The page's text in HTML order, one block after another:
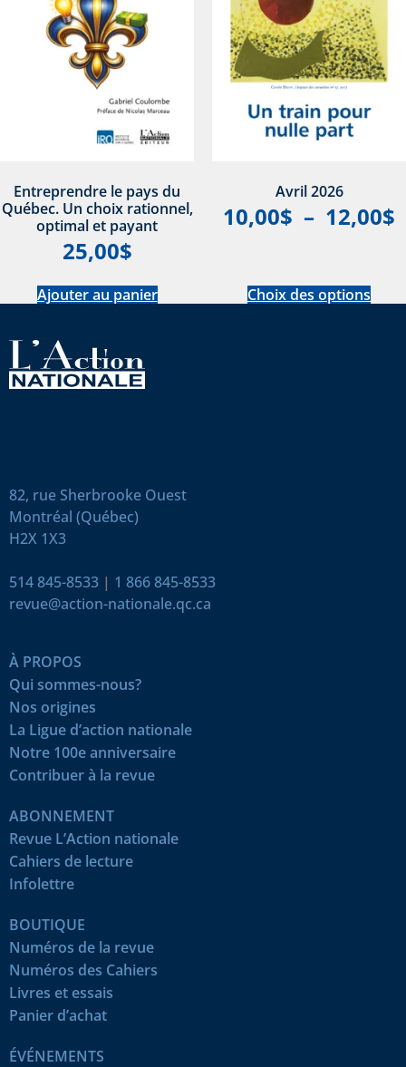
Entreprendre le pays du
Québec. Un choix rationnel,
optimal et payant
25,00$
Ajouter au panier
Avril 2026
10,00$ – 12,00$
Choix des options
82, rue Sherbrooke Ouest
Montréal (Québec)
H2X 1X3
514 845-8533 | 1 866 845-8533
revue@action-nationale.qc.ca
À PROPOS
Qui sommes-nous?
Nos origines
La Ligue d’action nationale
Notre 100e anniversaire
Contribuer à la revue
ABONNEMENT
Revue L’Action nationale
Cahiers de lecture
Infolettre
BOUTIQUE
Numéros de la revue
Numéros des Cahiers
Livres et essais
Panier d’achat
ÉVÉNEMENTS